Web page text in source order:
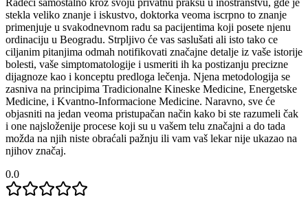
stekla veliko znanje i iskustvo, doktorka veoma iscrpno to znanje
primenjuje u svakodnevnom radu sa pacijentima koji posete njenu
ordinaciju u Beogradu. Strpljivo će vas saslušati ali isto tako ce
ciljanim pitanjima odmah notifikovati značajne detalje iz vaše istorije
bolesti, vaše simptomatologije i usmeriti ih ka postizanju precizne
dijagnoze kao i konceptu predloga lečenja. Njena metodologija se
zasniva na principima Tradicionalne Kineske Medicine, Energetske
Medicine, i Kvantno-Informacione Medicine. Naravno, sve će
objasniti na jedan veoma pristupačan način kako bi ste razumeli čak
i one najsloženije procese koji su u vašem telu značajni a do tada
možda na njih niste obraćali pažnju ili vam vaš lekar nije ukazao na
njihov značaj.
0.0